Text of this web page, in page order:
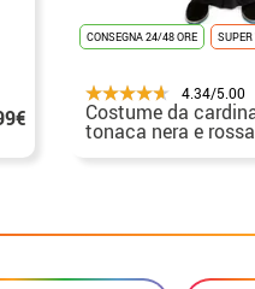
CONSEGNA 24/48 ORE SUPER
4.34/5.00
Costume da
tonaca nera e rossa